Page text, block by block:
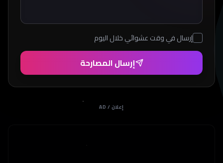
إرسال في وقت عشوائي خلال اليوم
إرسال المصارحة
إعلان / AD